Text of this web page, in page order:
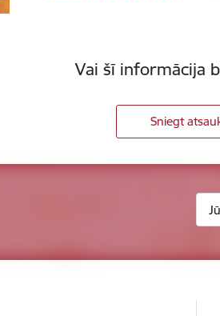
Vai šī informācija
Sniegt